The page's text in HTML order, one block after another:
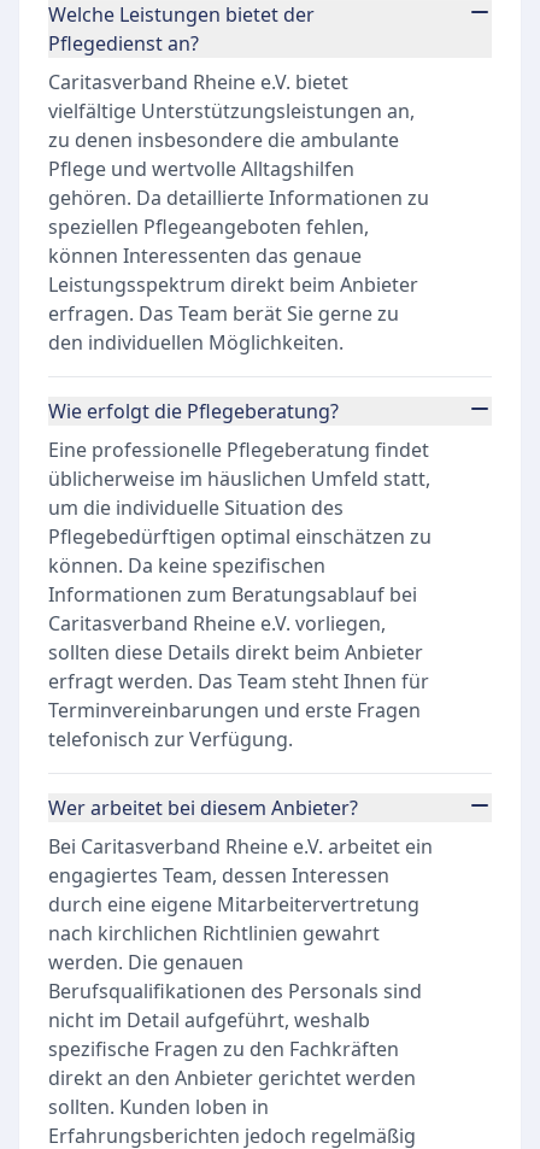
Welche Leistungen bietet der
Pflegedienst an?
Caritasverband Rheine e.V. bietet
vielfältige Unterstützungsleistungen an,
zu denen insbesondere die ambulante
Pflege und wertvolle Alltagshilfen
gehören. Da detaillierte Informationen zu
speziellen Pflegeangeboten fehlen,
können Interessenten das genaue
Leistungsspektrum direkt beim Anbieter
erfragen. Das Team berät Sie gerne zu
den individuellen Möglichkeiten.
Wie erfolgt die Pflegeberatung?
Eine professionelle Pflegeberatung findet
üblicherweise im häuslichen Umfeld statt,
um die individuelle Situation des
Pflegebedürftigen optimal einschätzen zu
können. Da keine spezifischen
Informationen zum Beratungsablauf bei
Caritasverband Rheine e.V. vorliegen,
sollten diese Details direkt beim Anbieter
erfragt werden. Das Team steht Ihnen für
Terminvereinbarungen und erste Fragen
telefonisch zur Verfügung.
Wer arbeitet bei diesem Anbieter?
Bei Caritasverband Rheine e.V. arbeitet ein
engagiertes Team, dessen Interessen
durch eine eigene Mitarbeitervertretung
nach kirchlichen Richtlinien gewahrt
werden. Die genauen
Berufsqualifikationen des Personals sind
nicht im Detail aufgeführt, weshalb
spezifische Fragen zu den Fachkräften
direkt an den Anbieter gerichtet werden
sollten. Kunden loben in
Erfahrungsberichten jedoch regelmäßig